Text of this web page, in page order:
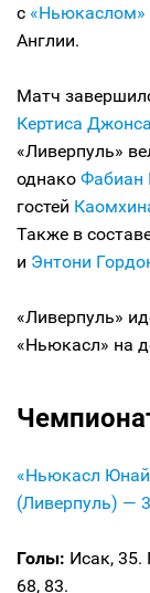
с «Ньюкаслом»
Англии.
Матч
Кертиса Джонса
«Ливерпуль»
однако Фабиан
гостей
Также в
и Энтони
«Ливерпуль»
«Ньюкасл» на
«Ньюкасл
(Ливерпуль) —
Голы: Исак,
68, 83.